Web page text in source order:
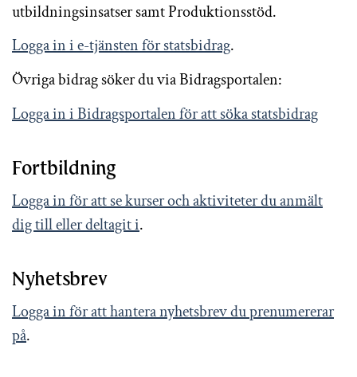
utbildningsinsatser samt Produktionsstöd.
Logga in i e-tjänsten för statsbidrag.
Övriga bidrag söker du via Bidragsportalen:
Logga in i Bidragsportalen för att söka statsbidrag
Fortbildning
Logga in för att se kurser och aktiviteter du anmält
dig till eller deltagit i.
Nyhetsbrev
Logga in för att hantera nyhetsbrev du prenumererar
på.